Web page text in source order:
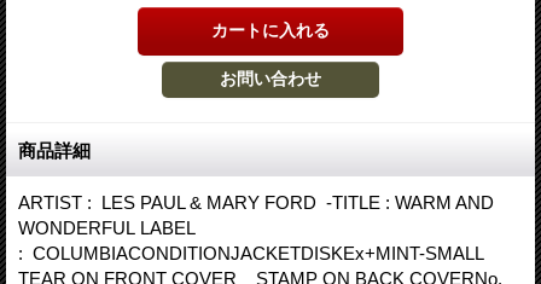
商品詳細
ARTIST : LES PAUL & MARY FORD -TITLE : WARM AND
WONDERFUL LABEL
: COLUMBIACONDITIONJACKETDISKEx+MINT-SMALL
TEAR ON FRONT COVER STAMP ON BACK COVERNo.